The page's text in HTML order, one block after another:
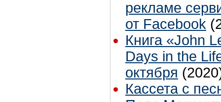
рекламе
от Facebook
Книга «John
Days in the
октября
Кассета с